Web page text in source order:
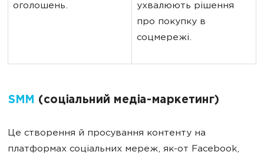
оголошень.
ухвалюють рішення
про покупку в
соцмережі.
SMM (соціальний медіа-маркетинг)
Це створення й просування контенту на
платформах соціальних мереж, як-от Facebook,